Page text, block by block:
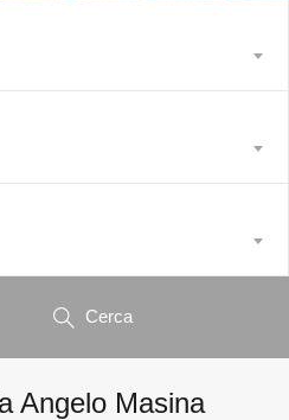
Cerca
Angelo Masina